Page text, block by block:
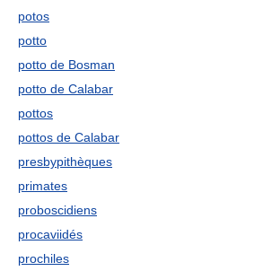
potos
potto
potto de Bosman
potto de Calabar
pottos
pottos de Calabar
presbypithèques
primates
proboscidiens
procaviidés
prochiles